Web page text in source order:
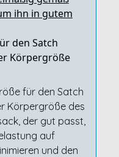
ihn in gutem
den Satch
Körpergröße
für den Satch
Körpergröße des
der gut passt,
auf
und den